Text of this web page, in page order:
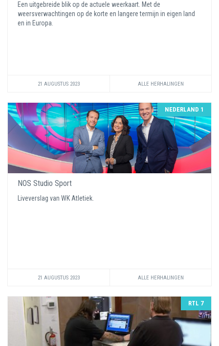
Een uitgebreide blik op de actuele weerkaart. Met de
weersverwachtingen op de korte en langere termijn in eigen land
en in Europa.
21 AUGUSTUS 2023 ALLE HERHALINGEN
NEDERLAND 1
NOS Studio Sport
Liveverslag van WK Atletiek.
21 AUGUSTUS 2023 ALLE HERHALINGEN
RTL 7